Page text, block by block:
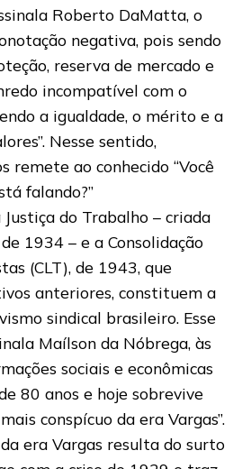
Roberto DaMatta, o
negativa, pois sendo
reserva de mercado e
incompatível com o
a igualdade, o mérito e a
Nesse sentido,
remete ao conhecido “Você
falando?”
do Trabalho – criada
1934 – e a Consolidação
(CLT), de 1943, que
anteriores, constituem a
sindical brasileiro. Esse
Maílson da Nóbrega, às
sociais e econômicas
80 anos e hoje sobrevive
conspícuo da era Vargas”.
era Vargas resulta do surto